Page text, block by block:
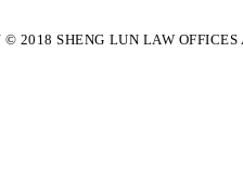
2018 SHENG LUN LAW